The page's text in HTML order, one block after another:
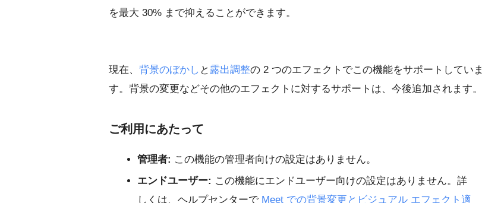
を最大 30% まで抑えることができます。
現在、 背景のぼかし と 露出調整の 2 つのエフェクトでこの機能をサポートしていま
す。背景の変更などその他のエフェクトに対するサポートは、今後追加されます。
ご利用にあたって
管理者: この機能の管理者向けの設定はありません。
エンドユーザー: この機能にエンドユーザー向けの設定はありません。詳
しくは、ヘルプセンターで Meet での背景変更とビジュアル エフェクト適